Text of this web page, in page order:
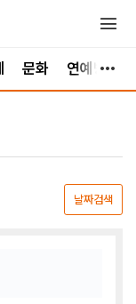
문화 연예방송
날짜검색